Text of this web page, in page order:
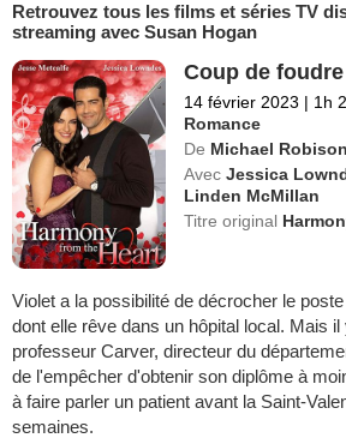
Retrouvez tous les films et séries TV
streaming avec Susan Hogan
Coup de
14 février 2023 | 1h
Romance
De Michael Robison
Avec Jessica
Linden McMillan
Titre original
Violet a la possibilité de décrocher le
dont elle rêve dans un hôpital local. Mais
professeur Carver, directeur du
de l'empêcher d'obtenir son diplôme à
à faire parler un patient avant la Saint-
semaines.